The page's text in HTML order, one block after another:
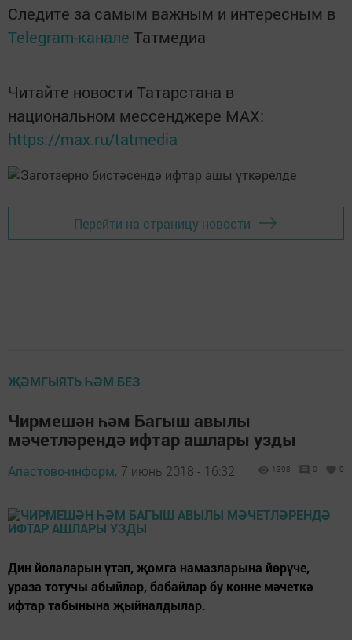
Следите за самым важным и интересным в
Telegram-канале Татмедиа
Читайте новости Татарстана в
национальном мессенджере MАХ:
https://max.ru/tatmedia
Перейти на страницу новости
ҖӘМГЫЯТЬ ҺӘМ БЕЗ
Чирмешән һәм Багыш авылы
мәчетләрендә ифтар ашлары узды
Апастово-информ, 7 июнь 2018 - 16:32 1398 0 0
Дин йолаларын үтәп, җомга намазларына йөрүче,
ураза тотучы абыйлар, бабайлар бу көнне мәчеткә
ифтар табынына җыйналдылар.